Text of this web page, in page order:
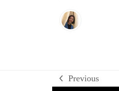
previous
Previous